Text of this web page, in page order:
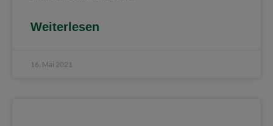
Weiterlesen
16. Mai 2021